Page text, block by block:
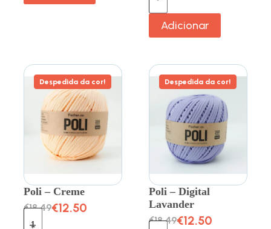
Adicionar
Despedida da cor!
Poli – Creme
€18.49€12.50
Despedida da cor!
Poli – Digital
Lavander
€18.49€12.50